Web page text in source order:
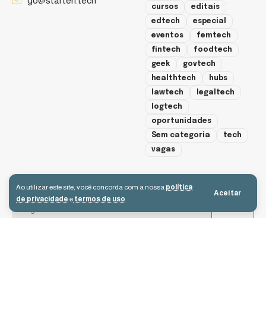
Ao utilizar este site, você concorda com a nossa política
de privacidade e termos de uso.
Aceitar
cursos
editais
edtech
especial
eventos
femtech
fintech
foodtech
geek
govtech
healthtech
hubs
lawtech
legaltech
logtech
oportunidades
Sem categoria
tech
vagas